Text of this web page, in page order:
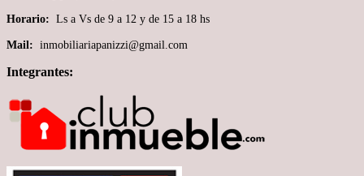
Horario: Ls a Vs de 9 a 12 y de 15 a 18 hs
Mail: inmobiliariapanizzi@gmail.com
Integrantes: